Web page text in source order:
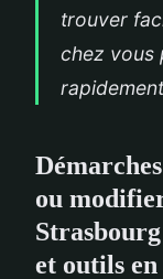
trouver
chez vous
ou
et outils